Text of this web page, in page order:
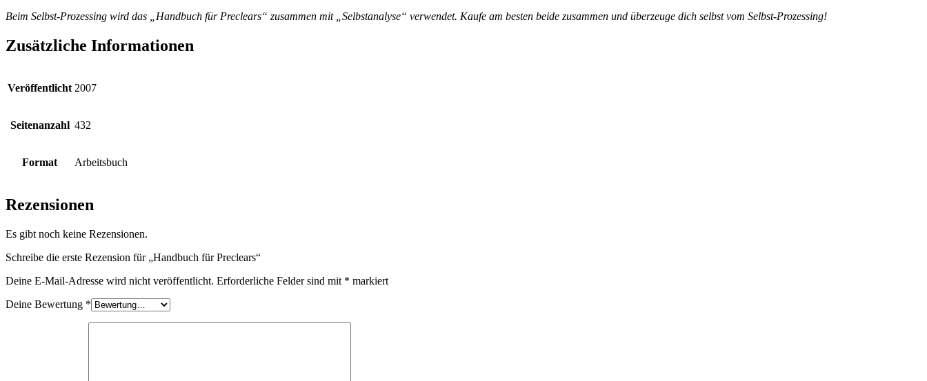
Beim Selbst-Prozessing wird das „Handbuch für Preclears“ zusammen mit „Selbstanalyse“ verwendet. Kaufe am besten beide zusammen und überzeuge dich selbst vom Selbst-Prozessing!
Zusätzliche Informationen
Veröffentlicht 2007
Seitenanzahl 432
Format Arbeitsbuch
Rezensionen
Es gibt noch keine Rezensionen.
Schreibe die erste Rezension für „Handbuch für Preclears“
Deine E-Mail-Adresse wird nicht veröffentlicht. Erforderliche Felder sind mit * markiert
Deine Bewertung *